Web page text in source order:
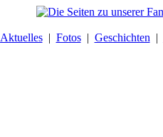
Aktuelles| Fotos| Geschichten |